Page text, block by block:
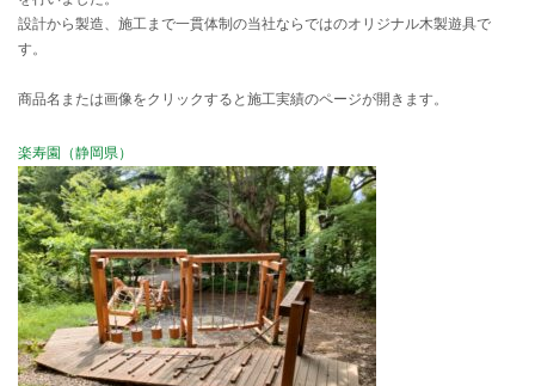
設計から製造、施工まで一貫体制の当社ならではのオリジナル木製遊具で
す。
商品名または画像をクリックすると施工実績のページが開きます。
楽寿園（静岡県）